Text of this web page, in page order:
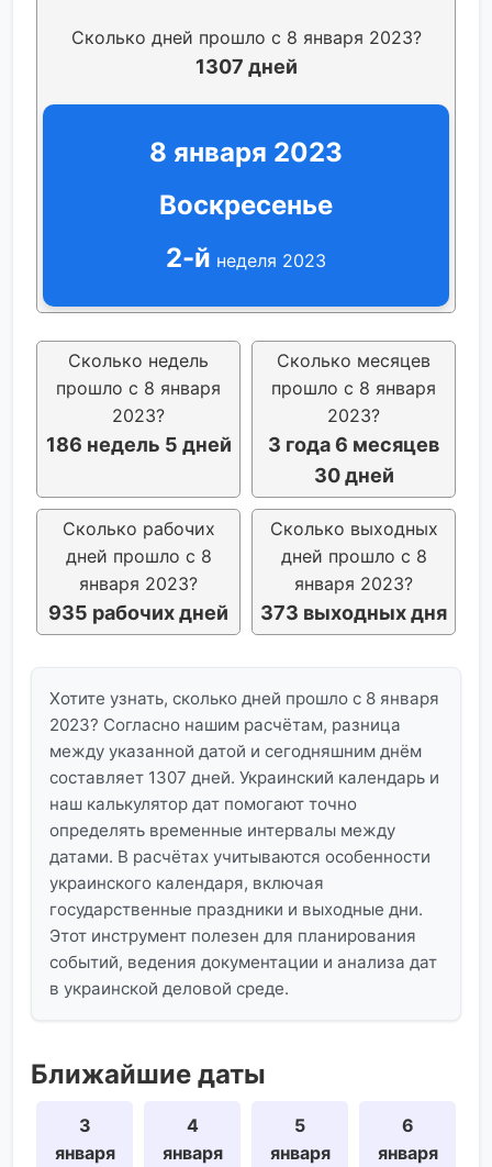
Сколько дней прошло с 8 января 2023?
1307 дней
8 января 2023
Воскресенье
2-й неделя 2023
Сколько недель
прошло с 8 января
2023?
186 недель 5 дней
Сколько месяцев
прошло с 8 января
2023?
3 года 6 месяцев
30 дней
Сколько рабочих
дней прошло с 8
января 2023?
935 рабочих дней
Сколько выходных
дней прошло с 8
января 2023?
373 выходных дня
Хотите узнать, сколько дней прошло с 8 января
2023? Согласно нашим расчётам, разница
между указанной датой и сегодняшним днём
составляет 1307 дней. Украинский календарь и
наш калькулятор дат помогают точно
определять временные интервалы между
датами. В расчётах учитываются особенности
украинского календаря, включая
государственные праздники и выходные дни.
Этот инструмент полезен для планирования
событий, ведения документации и анализа дат
в украинской деловой среде.
Ближайшие даты
3
января
4
января
5
января
6
января